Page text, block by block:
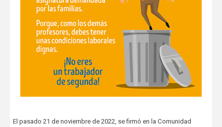
El pasado 21 de noviembre de 2022, se firmó en la Comunidad